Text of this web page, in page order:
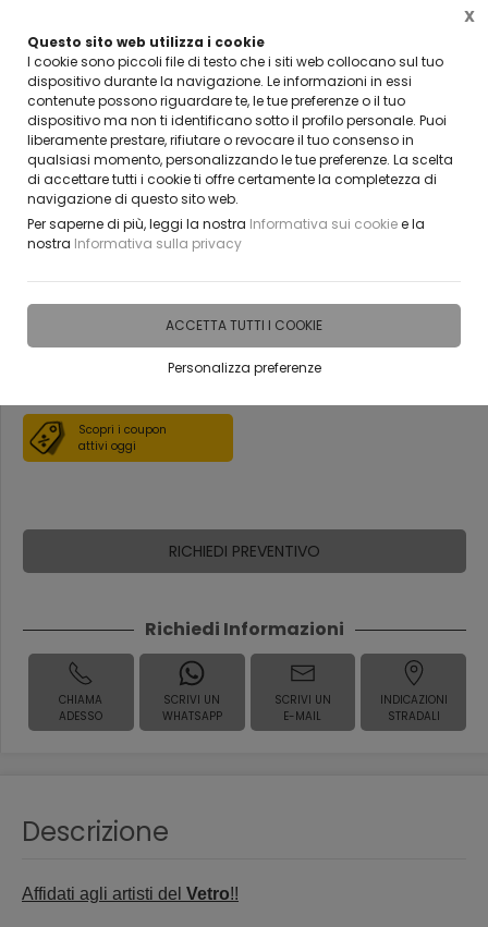
Questo sito web utilizza i cookie
I cookie sono piccoli file di testo che i siti web collocano sul tuo
dispositivo durante la navigazione. Le informazioni in essi
contenute possono riguardare te, le tue preferenze o il tuo
dispositivo ma non ti identificano sotto il profilo personale. Puoi
liberamente prestare, rifiutare o revocare il tuo consenso in
qualsiasi momento, personalizzando le tue preferenze. La scelta
di accettare tutti i cookie ti offre certamente la completezza di
navigazione di questo sito web.
Per saperne di più, leggi la nostra Informativa sui cookiee la
nostra Informativa sulla privacy
ACCETTA TUTTI I COOKIE
Personalizza preferenze
X
VUOI DIVENTARE UN NOSTRO RIVENDITORE?
CONTATTACI
Home IDEE E REGALI PERSONALIZZABILI HORECA PRODOTTI PERSONALIZZATI
Bottiglia d'acqua
monocolore VIOLA 0.75 L
DISPONIBILE IN 15 GIORNI
Scopri i coupon
attivi oggi
RICHIEDI PREVENTIVO
Richiedi Informazioni
CHIAMA
ADESSO
SCRIVI UN
WHATSAPP
SCRIVI UN
E-MAIL
INDICAZIONI
STRADALI
Descrizione
Affidati agli artisti del Vetro!!